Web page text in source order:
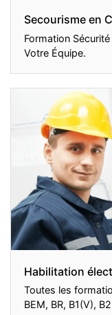
Secourisme en
Formation
Votre Équipe.
Habilitation
Toutes les
BEM, BR, B1(V),